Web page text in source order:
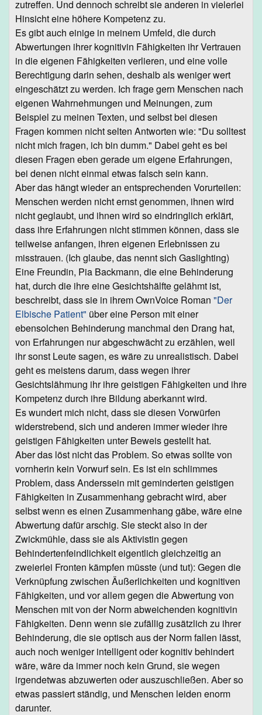
zutreffen. Und dennoch schreibt sie anderen in vielerlei
Hinsicht eine höhere Kompetenz zu.
Es gibt auch einige in meinem Umfeld, die durch
Abwertungen ihrer kognitivin Fähigkeiten ihr Vertrauen
in die eigenen Fähigkeiten verlieren, und eine volle
Berechtigung darin sehen, deshalb als weniger wert
eingeschätzt zu werden. Ich frage gern Menschen nach
eigenen Wahrnehmungen und Meinungen, zum
Beispiel zu meinen Texten, und selbst bei diesen
Fragen kommen nicht selten Antworten wie: "Du solltest
nicht mich fragen, ich bin dumm." Dabei geht es bei
diesen Fragen eben gerade um eigene Erfahrungen,
bei denen nicht einmal etwas falsch sein kann.
Aber das hängt wieder an entsprechenden Vorurteilen:
Menschen werden nicht ernst genommen, ihnen wird
nicht geglaubt, und ihnen wird so eindringlich erklärt,
dass ihre Erfahrungen nicht stimmen können, dass sie
teilweise anfangen, ihren eigenen Erlebnissen zu
misstrauen. (Ich glaube, das nennt sich Gaslighting)
Eine Freundin, Pia Backmann, die eine Behinderung
hat, durch die ihre eine Gesichtshälfte gelähmt ist,
beschreibt, dass sie in ihrem OwnVoice Roman "Der
Elbische Patient" über eine Person mit einer
ebensolchen Behinderung manchmal den Drang hat,
von Erfahrungen nur abgeschwächt zu erzählen, weil
ihr sonst Leute sagen, es wäre zu unrealistisch. Dabei
geht es meistens darum, dass wegen ihrer
Gesichtslähmung ihr ihre geistigen Fähigkeiten und ihre
Kompetenz durch ihre Bildung aberkannt wird.
Es wundert mich nicht, dass sie diesen Vorwürfen
widerstrebend, sich und anderen immer wieder ihre
geistigen Fähigkeiten unter Beweis gestellt hat.
Aber das löst nicht das Problem. So etwas sollte von
vornherin kein Vorwurf sein. Es ist ein schlimmes
Problem, dass Anderssein mit geminderten geistigen
Fähigkeiten in Zusammenhang gebracht wird, aber
selbst wenn es einen Zusammenhang gäbe, wäre eine
Abwertung dafür arschig. Sie steckt also in der
Zwickmühle, dass sie als Aktivistin gegen
Behindertenfeindlichkeit eigentlich gleichzeitig an
zweierlei Fronten kämpfen müsste (und tut): Gegen die
Verknüpfung zwischen Äußerlichkeiten und kognitiven
Fähigkeiten, und vor allem gegen die Abwertung von
Menschen mit von der Norm abweichenden kognitivin
Fähigkeiten. Denn wenn sie zufällig zusätzlich zu ihrer
Behinderung, die sie optisch aus der Norm fallen lässt,
auch noch weniger intelligent oder kognitiv behindert
wäre, wäre da immer noch kein Grund, sie wegen
irgendetwas abzuwerten oder auszuschließen. Aber so
etwas passiert ständig, und Menschen leiden enorm
darunter.